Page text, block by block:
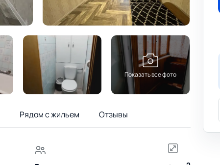
Показать все фото
Рядом с жильем Отзывы